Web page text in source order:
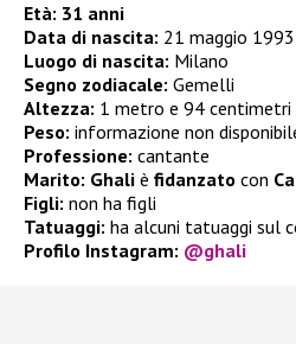
Età: 31 anni
Data di nascita: 21 maggio 1993
Luogo di nascita: Milano
Segno zodiacale: Gemelli
Altezza: 1 metro e 94 centimetri
Peso: informazione non
Professione: cantante
Marito: Ghali è fidanzato con
Figli: non ha figli
Tatuaggi: ha alcuni tatuaggi sul
Profilo Instagram: @ghali